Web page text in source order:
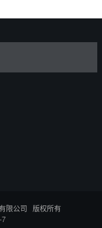
限公司 版权所有
7